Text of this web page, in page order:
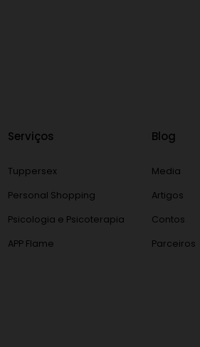
Serviços
Tuppersex
Personal Shopping
Psicologia e Psicoterapia
APP Flame
Blog
Media
Artigos
Contos
Parceiros